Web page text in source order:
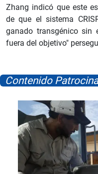
Zhang indicó que este
de que el sistema
ganado transgénico sin
fuera del objetivo"
Contenido